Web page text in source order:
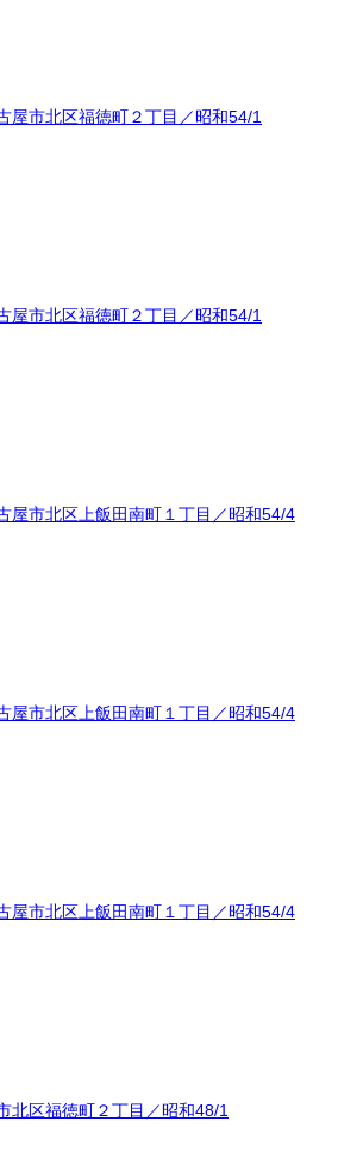
市北区福徳町２丁目／昭和54/1
市北区福徳町２丁目／昭和54/1
市北区上飯田南町１丁目／昭和54/4
市北区上飯田南町１丁目／昭和54/4
市北区上飯田南町１丁目／昭和54/4
区福徳町２丁目／昭和48/1